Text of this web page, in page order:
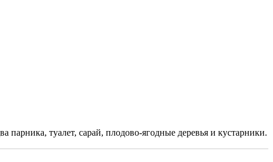
туалет, сарай, плодово-ягодные деревья и кустарники.